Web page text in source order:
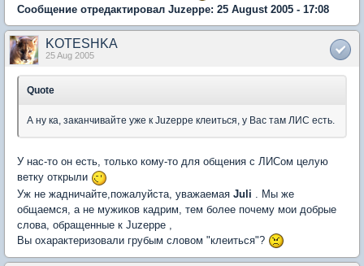
Сообщение отредактировал Juzeppe: 25 August 2005 - 17:08
KOTESHKA
25 Aug 2005
Quote
А ну ка, заканчивайте уже к Juzeppe клеиться, у Вас там ЛИС есть.
У нас-то он есть, только кому-то для общения с ЛИСом целую
ветку открыли
Уж не жадничайте,пожалуйста, уважаемая Juli . Мы же
общаемся, а не мужиков кадрим, тем более почему мои добрые
слова, обращенные к Juzeppe ,
Вы охарактеризовали грубым словом "клеиться"?